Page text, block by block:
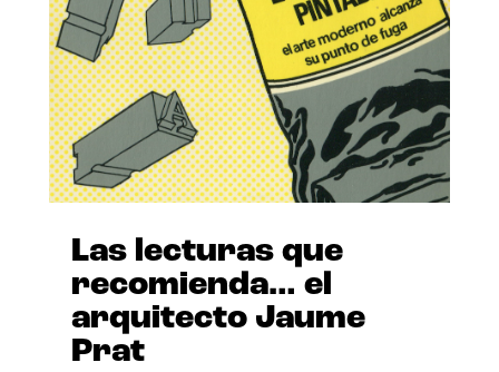
Las lecturas que
recomienda… el
arquitecto Jaume
Prat